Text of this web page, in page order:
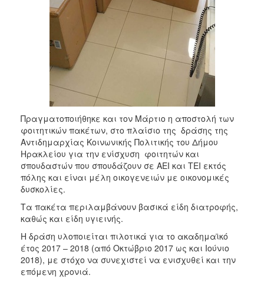
Πραγματοποιήθηκε και τον Μάρτιο η αποστολή των
φοιτητικών πακέτων, στο πλαίσιο της δράσης της
Αντιδημαρχίας Κοινωνικής Πολιτικής του Δήμου
Ηρακλείου για την ενίσχυση φοιτητών και
σπουδαστών που σπουδάζουν σε ΑΕΙ και ΤΕΙ εκτός
πόλης και είναι μέλη οικογενειών με οικονομικές
δυσκολίες.
Τα πακέτα περιλαμβάνουν βασικά είδη διατροφής,
καθώς και είδη υγιεινής.
Η δράση υλοποιείται πιλοτικά για το ακαδημαϊκό
έτος 2017 – 2018 (από Οκτώβριο 2017 ως και Ιούνιο
2018), με στόχο να συνεχιστεί να ενισχυθεί και την
επόμενη χρονιά.